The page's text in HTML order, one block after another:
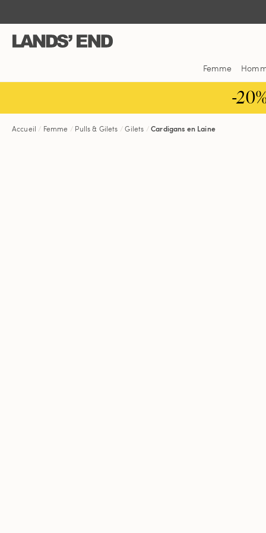
contenu
navigation
barre
Femme
-
Accueil Femme Pulls & Gilets Gilets Cardigans en Laine